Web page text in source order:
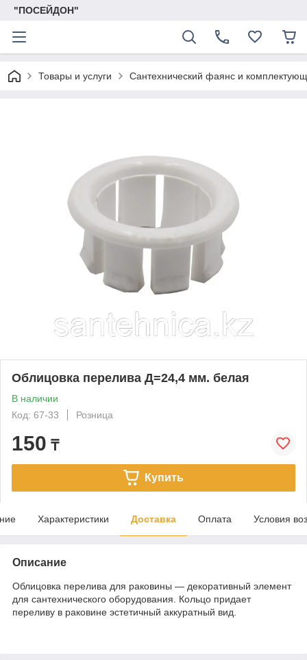
"ПОСЕЙДОН"
Товары и услуги Сантехнический фаянс и
Облицовка перелива Д=24,4 мм. белая
В наличии
Код: 67-33
Розница
150 ₸
Купить
Характеристики Доставка Оплата Условия
Описание
Облицовка перелива для раковины — декоративный элемент
для сантехнического оборудования. Кольцо придает
переливу в раковине эстетичный аккуратный вид.